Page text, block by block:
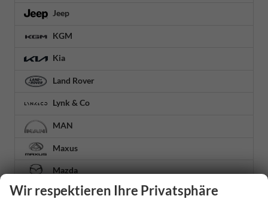
Jeep
KGM
Kia
Land Rover
Lynk & Co
MAN
Maxus
Mazda
Mercedes-Benz
Wir respektieren Ihre Privatsphäre